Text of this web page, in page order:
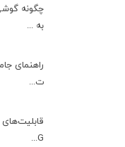
به ...
ت...
G...